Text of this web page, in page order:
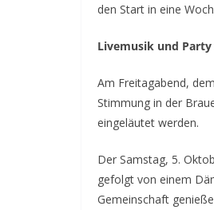
den Start in eine
Livemusik und
Am Freitagabend,
Stimmung in der
eingeläutet werden.
Der Samstag, 5.
gefolgt von einem
Gemeinschaft